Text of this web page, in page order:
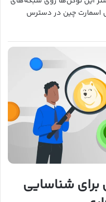
اسمارت چین در دسترس
شناسایی